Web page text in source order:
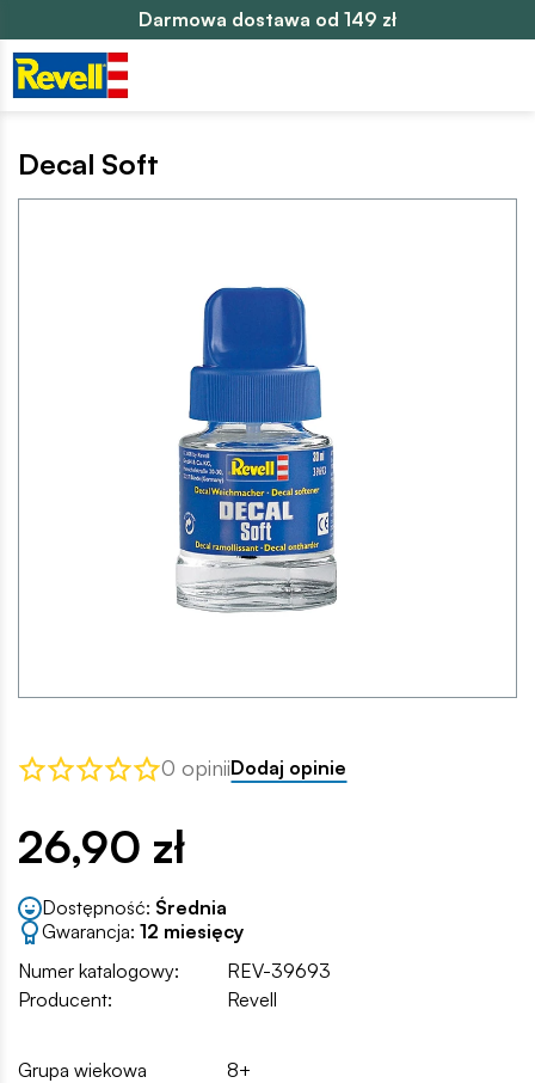
Darmowa dostawa od 149 zł
Decal Soft
0 opiniiDodaj opinie
26,90 zł
Dostępność: Średnia
Gwarancja: 12 miesięcy
Numer katalogowy:
REV-39693
Producent:
Revell
Grupa wiekowa 8+